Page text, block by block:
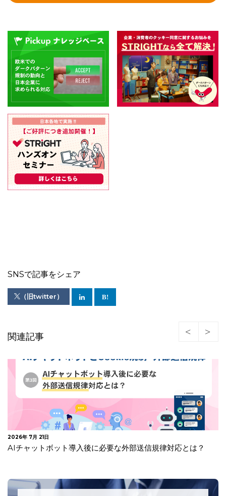
SNSで記事をシェア
（旧twitter）
関連記事
2026年 7月 21日
AIチャットボット導入後に必要な外部送信規律対応とは？